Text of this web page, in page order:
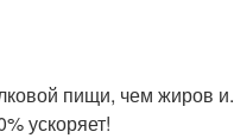
пищи, чем жиров и.
ускоряет!